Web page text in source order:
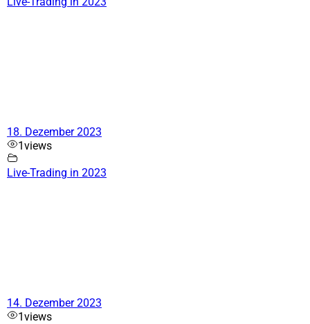
18. Dezember 2023
1views
Live-Trading in 2023
14. Dezember 2023
1views